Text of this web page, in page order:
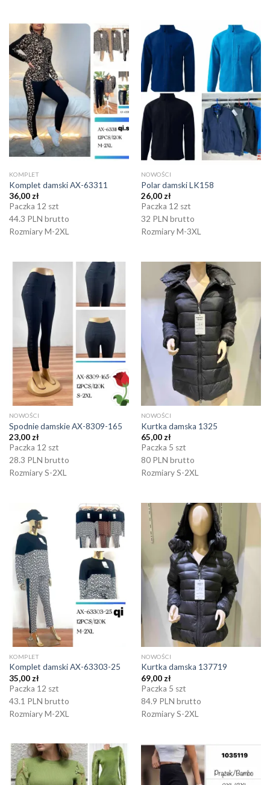
KOMPLET
Komplet damski AX-63311
36,00 zł
Paczka 12 szt
44.3 PLN brutto
Rozmiary M-2XL
NOWOŚCI
Polar damski LK158
26,00 zł
Paczka 12 szt
32 PLN brutto
Rozmiary M-3XL
NOWOŚCI
Spodnie damskie AX-8309-165
23,00 zł
Paczka 12 szt
28.3 PLN brutto
Rozmiary S-2XL
NOWOŚCI
Kurtka damska 1325
65,00 zł
Paczka 5 szt
80 PLN brutto
Rozmiary S-2XL
KOMPLET
Komplet damski AX-63303-25
35,00 zł
Paczka 12 szt
43.1 PLN brutto
Rozmiary M-2XL
NOWOŚCI
Kurtka damska 137719
69,00 zł
Paczka 5 szt
84.9 PLN brutto
Rozmiary S-2XL